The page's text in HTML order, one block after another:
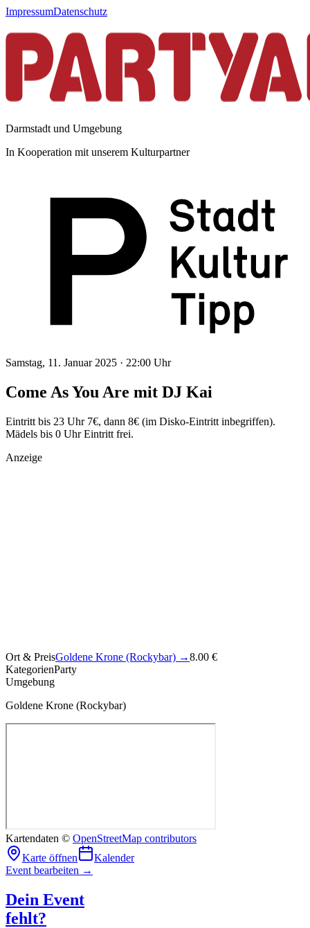
ImpressumDatenschutz
Darmstadt und Umgebung
In Kooperation mit unserem Kulturpartner
Samstag, 11. Januar 2025 · 22:00 Uhr
Come As You Are mit DJ Kai
Eintritt bis 23 Uhr 7€, dann 8€ (im Disko-Eintritt inbegriffen).
Mädels bis 0 Uhr Eintritt frei.
Anzeige
Ort & PreisGoldene Krone (Rockybar) →8.00 €
KategorienParty
Umgebung
Goldene Krone (Rockybar)
Kartendaten © OpenStreetMap contributors
Karte öffnen
Kalender
Event bearbeiten →
Dein Event
fehlt?